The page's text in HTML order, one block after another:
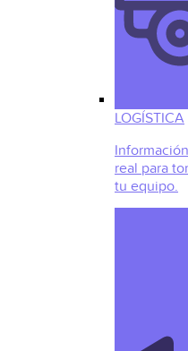
LOGÍSTICA
real para
tu equipo.